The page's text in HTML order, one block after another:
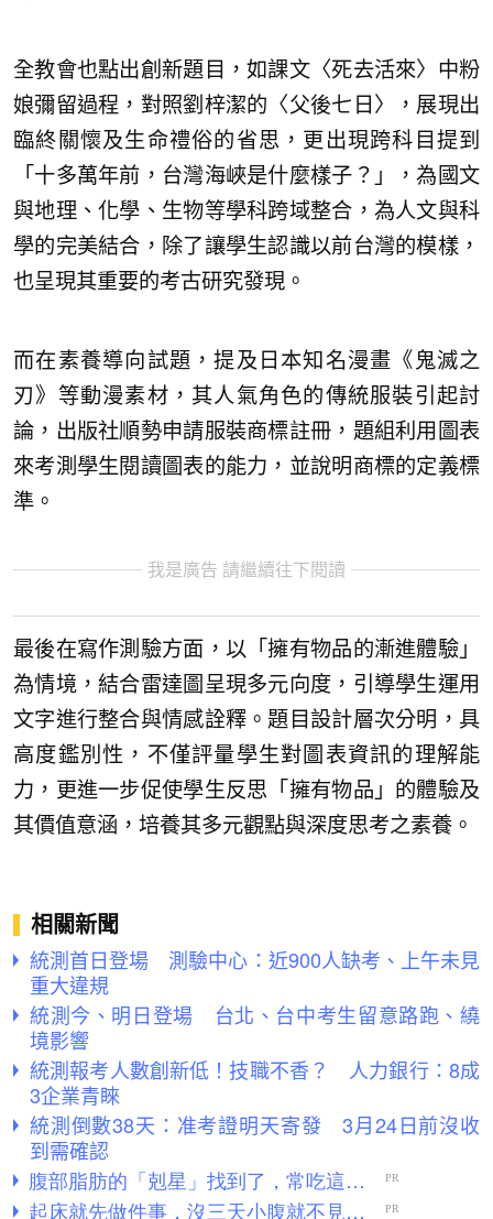
全教會也點出創新題目，如課文〈死去活來〉中粉
娘彌留過程，對照劉梓潔的〈父後七日〉，展現出
臨終關懷及生命禮俗的省思，更出現跨科目提到
「十多萬年前，台灣海峽是什麼樣子？」，為國文
與地理、化學、生物等學科跨域整合，為人文與科
學的完美結合，除了讓學生認識以前台灣的模樣，
也呈現其重要的考古研究發現。
而在素養導向試題，提及日本知名漫畫《鬼滅之
刃》等動漫素材，其人氣角色的傳統服裝引起討
論，出版社順勢申請服裝商標註冊，題組利用圖表
來考測學生閱讀圖表的能力，並說明商標的定義標
準。
我是廣告 請繼續往下閱讀
最後在寫作測驗方面，以「擁有物品的漸進體驗」
為情境，結合雷達圖呈現多元向度，引導學生運用
文字進行整合與情感詮釋。題目設計層次分明，具
高度鑑別性，不僅評量學生對圖表資訊的理解能
力，更進一步促使學生反思「擁有物品」的體驗及
其價值意涵，培養其多元觀點與深度思考之素養。
相關新聞
統測首日登場 測驗中心：近900人缺考、上午未見
重大違規
統測今、明日登場 台北、台中考生留意路跑、繞
境影響
統測報考人數創新低！技職不香？ 人力銀行：8成
3企業青睞
統測倒數38天：准考證明天寄發 3月24日前沒收
到需確認